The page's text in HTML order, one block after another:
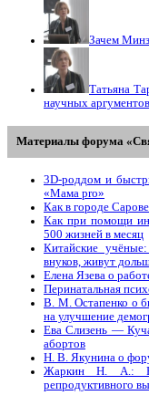
Зачем
Татьяна
научных
Материалы форума
3D-роддом и
«Мама prо»
Как в городе
Как при помощи
500 жизней в месяц
Китайские
внуков, живут
Елена Язева о
Перинатальная
В. М. Остапенко о
на улучшение
Ева Слизень —
абортов
Н. В. Якунина о
Жаркин Н. А.:
репродуктивного